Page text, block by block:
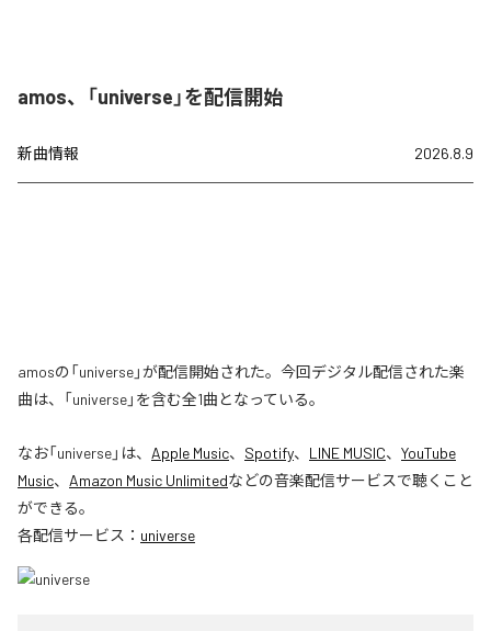
amos、「universe」を配信開始
新曲情報 2026.8.9
amosの「universe」が配信開始された。今回デジタル配信された楽
曲は、「universe」を含む全1曲となっている。
なお「universe」は、 Apple Music、 Spotify、 LINE MUSIC、 YouTube
Music、 Amazon Music Unlimitedなどの音楽配信サービスで聴くこと
ができる。
各配信サービス： universe